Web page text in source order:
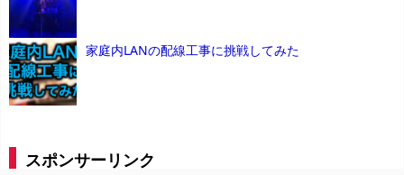
家庭内LANの配線工事に挑戦してみた
スポンサーリンク